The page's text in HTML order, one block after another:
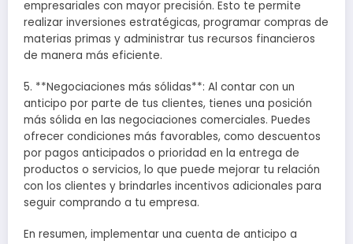
empresariales con mayor precisión. Esto te permite
realizar inversiones estratégicas, programar compras de
materias primas y administrar tus recursos financieros
de manera más eficiente.
5. **Negociaciones más sólidas**: Al contar con un
anticipo por parte de tus clientes, tienes una posición
más sólida en las negociaciones comerciales. Puedes
ofrecer condiciones más favorables, como descuentos
por pagos anticipados o prioridad en la entrega de
productos o servicios, lo que puede mejorar tu relación
con los clientes y brindarles incentivos adicionales para
seguir comprando a tu empresa.
En resumen, implementar una cuenta de anticipo a